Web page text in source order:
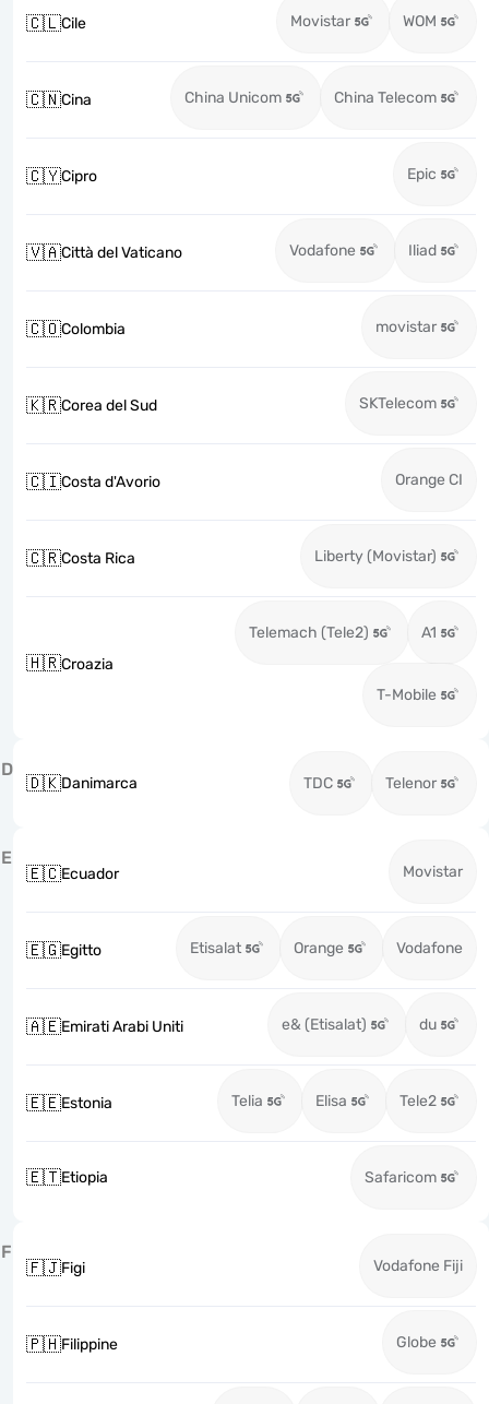
🇨🇱Cile Movistar WOM
🇨🇳Cina China Unicom China Telecom
🇨🇾Cipro Epic
🇻🇦Città del Vaticano Vodafone Iliad
🇨🇴Colombia movistar
🇰🇷Corea del Sud SKTelecom
🇨🇮Costa d'Avorio Orange CI
🇨🇷Costa Rica Liberty (Movistar)
🇭🇷Croazia
Telemach (Tele2) A1
T-Mobile
D
🇩🇰Danimarca TDC Telenor
E
🇪🇨Ecuador Movistar
🇪🇬Egitto Etisalat Orange Vodafone
🇦🇪Emirati Arabi Uniti e& (Etisalat) du
🇪🇪Estonia Telia Elisa Tele2
🇪🇹Etiopia Safaricom
F
🇫🇯Figi Vodafone Fiji
🇵🇭Filippine Globe